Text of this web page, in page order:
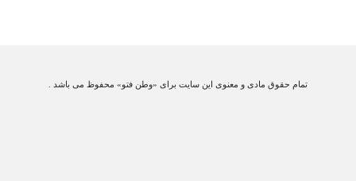
تمام حقوق مادی و معنوی این سایت برای «وطن فتو» محفوظ می باشد .